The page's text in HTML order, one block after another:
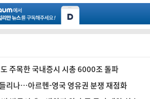
주목한 국내증시 시총 6000조 돌파
리나…아르헨-영국 영유권 분쟁 재점화